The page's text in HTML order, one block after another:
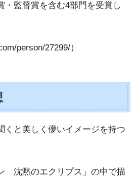
・監督賞を含む4部門を受賞し
person/27299/）
くと美しく儚いイメージを持つ
沈黙のエクリプス」の中で描